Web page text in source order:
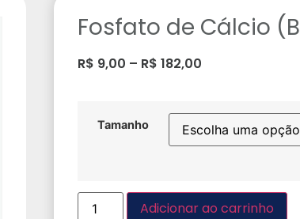
Fosfato de Cálcio
R$ 9,00 – R$ 182,00
Tamanho
Adicionar ao carrinho